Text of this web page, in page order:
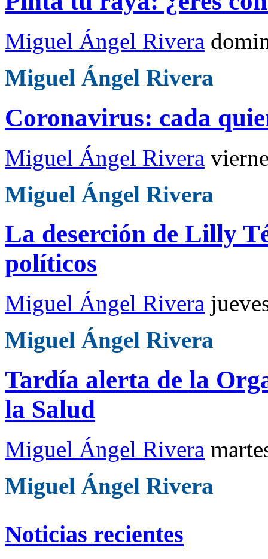
Miguel Ángel Rivera
Miguel Ángel Rivera
Coronavirus: cada
Miguel Ángel Rivera
Miguel Ángel Rivera
La deserción de Lilly
políticos
Miguel Ángel Rivera
Miguel Ángel Rivera
Tardía alerta de la
la Salud
Miguel Ángel Rivera
Miguel Ángel Rivera
Noticias recientes